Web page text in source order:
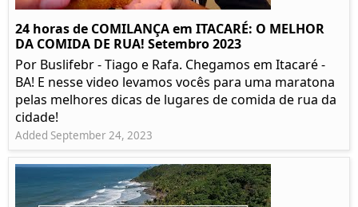
24 horas de COMILANÇA em ITACARÉ: O MELHOR
DA COMIDA DE RUA! Setembro 2023
Por Buslifebr - Tiago e Rafa. Chegamos em Itacaré -
BA! E nesse video levamos vocês para uma maratona
pelas melhores dicas de lugares de comida de rua da
cidade!
Added September 24, 2023